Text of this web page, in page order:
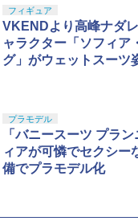
フィギュア
VKENDより高峰ナダ
ャラクター「ソフィア
グ」がウェットスーツ
プラモデル
「バニースーツ プラ
ィアが可憐でセクシー
備でプラモデル化